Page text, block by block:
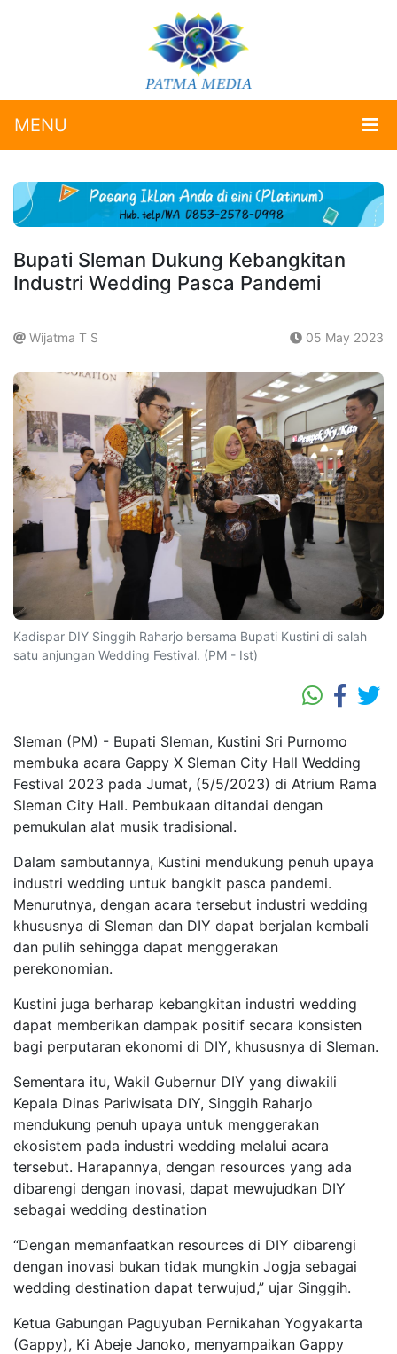
MENU
Bupati Sleman Dukung Kebangkitan
Industri Wedding Pasca Pandemi
Wijatma T S 05 May 2023
Kadispar DIY Singgih Raharjo bersama Bupati Kustini di salah
satu anjungan Wedding Festival. (PM - Ist)
Sleman (PM) - Bupati Sleman, Kustini Sri Purnomo
membuka acara Gappy X Sleman City Hall Wedding
Festival 2023 pada Jumat, (5/5/2023) di Atrium Rama
Sleman City Hall. Pembukaan ditandai dengan
pemukulan alat musik tradisional.
Dalam sambutannya, Kustini mendukung penuh upaya
industri wedding untuk bangkit pasca pandemi.
Menurutnya, dengan acara tersebut industri wedding
khususnya di Sleman dan DIY dapat berjalan kembali
dan pulih sehingga dapat menggerakan
perekonomian.
Kustini juga berharap kebangkitan industri wedding
dapat memberikan dampak positif secara konsisten
bagi perputaran ekonomi di DIY, khususnya di Sleman.
Sementara itu, Wakil Gubernur DIY yang diwakili
Kepala Dinas Pariwisata DIY, Singgih Raharjo
mendukung penuh upaya untuk menggerakan
ekosistem pada industri wedding melalui acara
tersebut. Harapannya, dengan resources yang ada
dibarengi dengan inovasi, dapat mewujudkan DIY
sebagai wedding destination
“Dengan memanfaatkan resources di DIY dibarengi
dengan inovasi bukan tidak mungkin Jogja sebagai
wedding destination dapat terwujud,” ujar Singgih.
Ketua Gabungan Paguyuban Pernikahan Yogyakarta
(Gappy), Ki Abeje Janoko, menyampaikan Gappy